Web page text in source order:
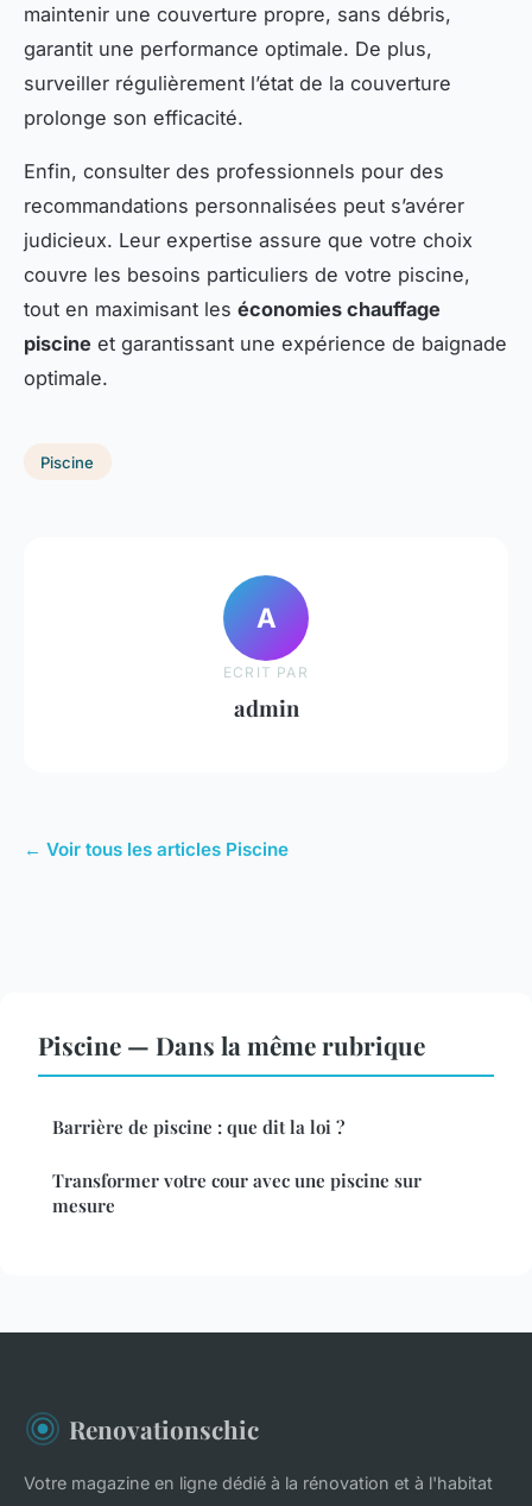
maintenir une couverture propre, sans débris,
garantit une performance optimale. De plus,
surveiller régulièrement l’état de la couverture
prolonge son efficacité.
Enfin, consulter des professionnels pour des
recommandations personnalisées peut s’avérer
judicieux. Leur expertise assure que votre choix
couvre les besoins particuliers de votre piscine,
tout en maximisant les économies chauffage
piscine et garantissant une expérience de baignade
optimale.
Piscine
A
ECRIT PAR
admin
← Voir tous les articles Piscine
Piscine — Dans la même rubrique
Barrière de piscine : que dit la loi ?
Transformer votre cour avec une piscine sur
mesure
Renovationschic
Votre magazine en ligne dédié à la rénovation et à l'habitat